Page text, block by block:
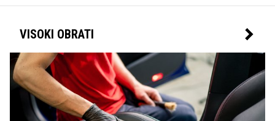
VISOKI OBRATI